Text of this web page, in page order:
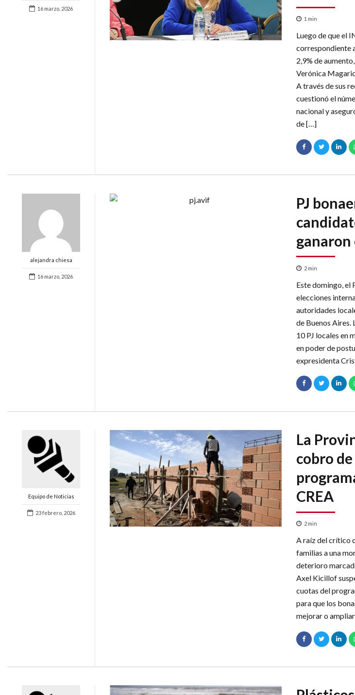
16 marzo, 2026
1 min
Luego de que el
correspondiente
2,9% de
Verónica
A través de sus
cuestionó el
nacional y
de […]
alejandra chiesa
16 marzo, 2026
PJ
2 min
Este domingo, el
elecciones
autoridades
de Buenos Aires.
10 PJ locales en
en poder de
expresidenta
Equipo de Noticias
23 febrero, 2026
La
cobro
CREA
2 min
A raíz del crítico
familias a una
deterioro
Axel Kicillof
cuotas del
para que los
mejorar o